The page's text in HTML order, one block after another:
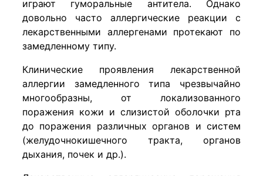
играют гуморальные антитела. Однако
довольно часто аллергические реакции с
лекарственными аллергенами протекают по
замедленному типу.
Клинические проявления лекарственной
аллергии замедленного типа чрезвычайно
многообразны, от локализованного
поражения кожи и слизистой оболочки рта
до поражения различных органов и систем
(желудочнокишечного тракта, органов
дыхания, почек и др.).